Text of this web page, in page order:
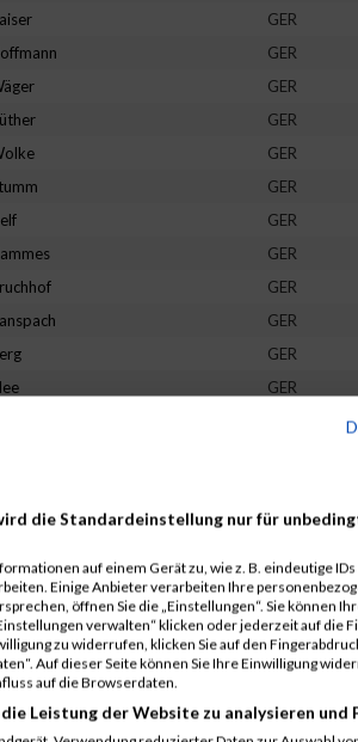
GER
GER
GER
GER
GER
GER
GER
GER
GER
GER
GER
GER
GER
GER
GER
GER
GER
die Standardeinstellung nur für
auf einem Gerät zu, wie z. B. eindeutige
Einige Anbieter verarbeiten Ihre
öffnen Sie die „Einstellungen“. Sie können
verwalten“ klicken oder jederzeit auf die
zu widerrufen, klicken Sie auf den
Auf dieser Seite können Sie Ihre Einwilligung
auf die Browserdaten.
Leistung der Website zu analysieren und